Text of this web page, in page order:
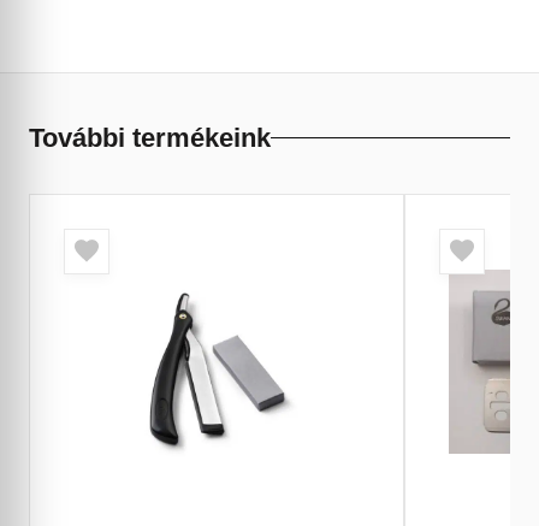
További termékeink